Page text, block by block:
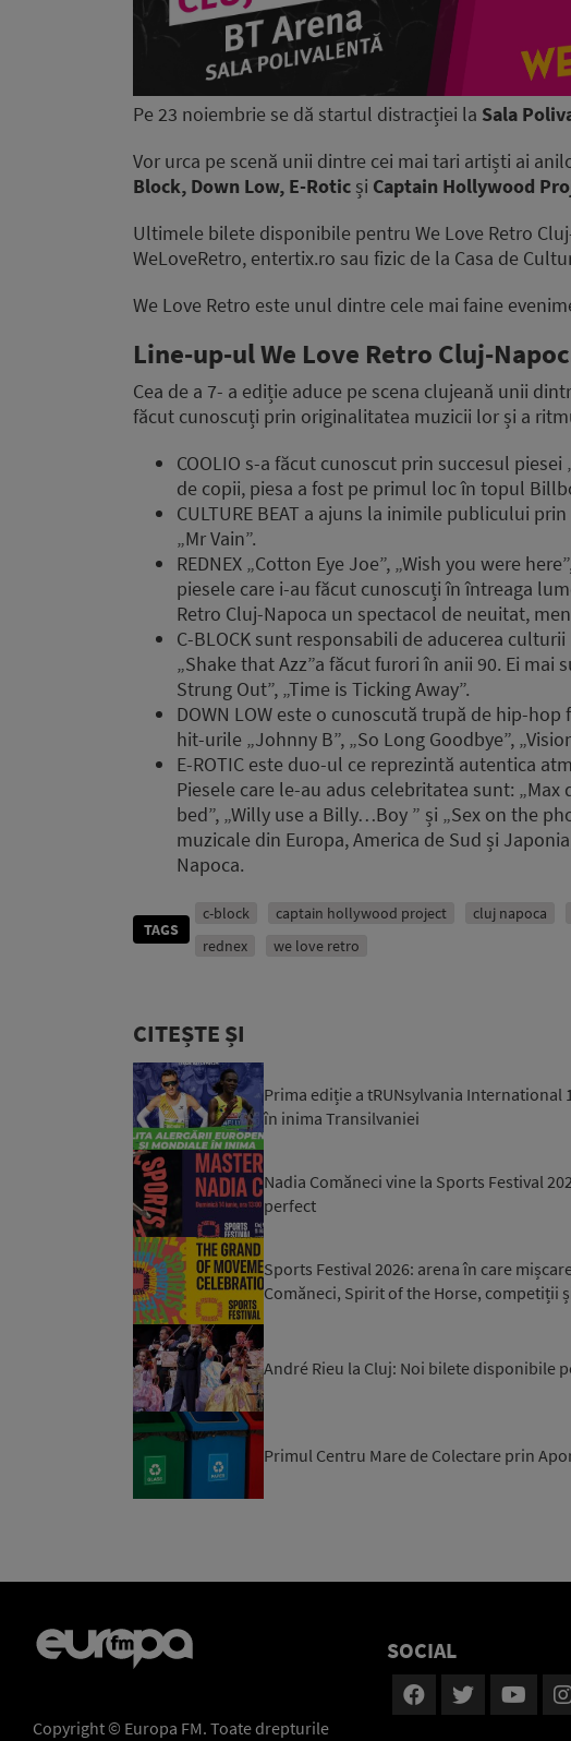
Pe 23 noiembrie se dă startul distracției la Sala
Vor urca pe scenă unii dintre cei mai tari artiști ai
Block, Down Low, E-Rotic și Captain Hollywood
Ultimele bilete disponibile pentru We Love Retro
WeLoveRetro, entertix.ro sau fizic de la Casa de
We Love Retro este unul dintre cele mai faine
Line-up-ul We Love Retro Cluj-
Cea de a 7- a ediție aduce pe scena clujeană unii
făcut cunoscuți prin originalitatea muzicii lor și a
COOLIO s-a făcut cunoscut prin succesul
de copii, piesa a fost pe primul loc în topul
CULTURE BEAT a ajuns la inimile publicului
„Mr Vain”.
REDNEX „Cotton Eye Joe”, „Wish you were
piesele care i-au făcut cunoscuți în întreaga
Retro Cluj-Napoca un spectacol de neuitat,
C-BLOCK sunt responsabili de aducerea
„Shake that Azz”a făcut furori în anii 90. Ei
Strung Out”, „Time is Ticking Away”.
DOWN LOW este o cunoscută trupă de hip-
hit-urile „Johnny B”, „So Long Goodbye”,
E-ROTIC este duo-ul ce reprezintă autentica
Piesele care le-au adus celebritatea sunt: „Max
bed”, „Willy use a Billy…Boy ” și „Sex on the
muzicale din Europa, America de Sud și
Napoca.
TAGS
c-block captain hollywood project cluj napoca
rednex
we love retro
CITEȘTE ȘI
Prima ediție a tRUNsylvania
în inima Transilvaniei
Nadia Comăneci vine la Sports Festival
perfect
Sports Festival 2026: arena în care
Comăneci, Spirit of the Horse, competiții
André Rieu la Cluj: Noi bilete disponibile
Primul Centru Mare de Colectare prin
Copyright © Europa FM. Toate drepturile
SOCIAL